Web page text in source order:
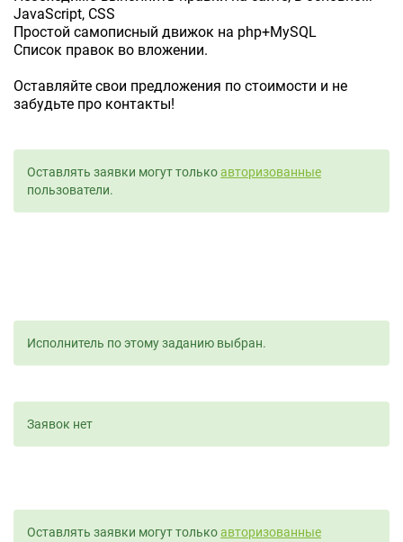
JavaScript, CSS
Простой самописный движок на php+MySQL
Список правок во вложении.
Оставляйте свои предложения по стоимости и не
забудьте про контакты!
Оставлять заявки могут толькоавторизованные
пользователи.
Исполнитель по этому заданию выбран.
Заявок нет
Оставлять заявки могут толькоавторизованные